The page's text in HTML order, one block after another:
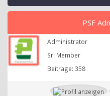
PSF
Administrator
Sr. Member
Beiträge: 358